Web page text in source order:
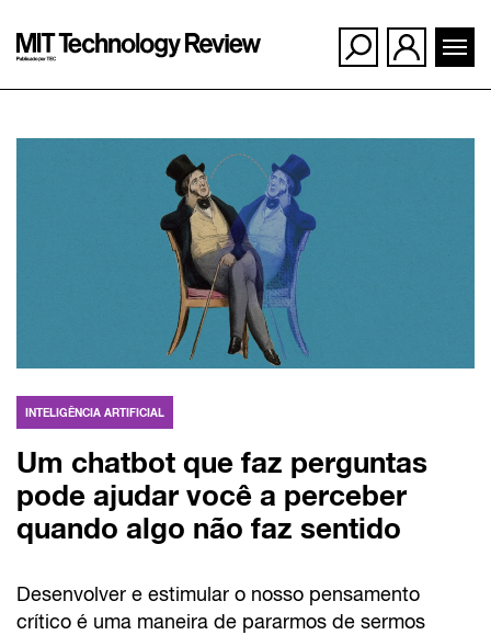
INTELIGÊNCIA ARTIFICIAL
Um chatbot que faz perguntas
pode ajudar você a perceber
quando algo não faz sentido
Desenvolver e estimular o nosso pensamento
crítico é uma maneira de pararmos de sermos